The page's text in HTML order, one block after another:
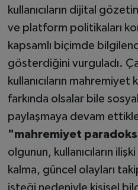
kullanıcıların dijital
ve platform politikaları
kapsamlı biçimde
gösterdiğini vurguladı.
kullanıcıların
farkında olsalar bile
paylaşmaya devam
"mahremiyet
olgunun, kullanıcıların
kalma, güncel olayları
isteği nedeniyle kişisel